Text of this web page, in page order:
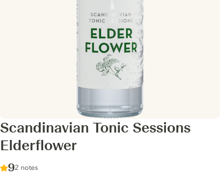
Scandinavian Tonic Sessions
Elderflower
Score :
9/ 10
2 notes